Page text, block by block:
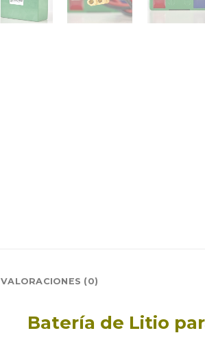
VALORACIONES (0)
Batería de Litio